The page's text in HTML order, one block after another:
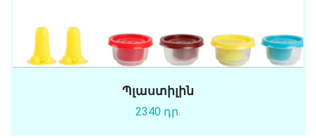
Պլաստիլին
2340 դր.